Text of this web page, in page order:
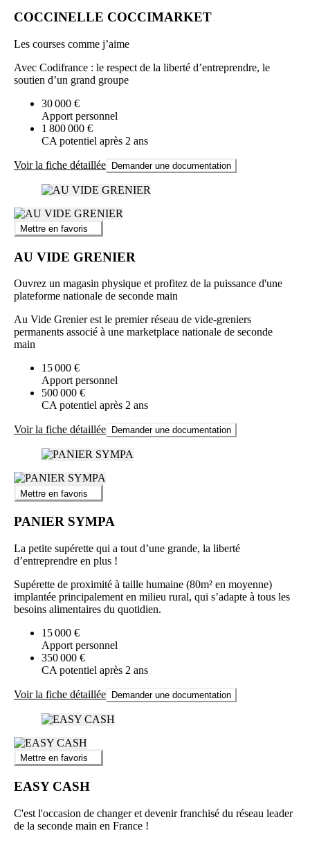
COCCINELLE COCCIMARKET
Les courses comme j’aime
Avec Codifrance : le respect de la liberté d’entreprendre, le
soutien d’un grand groupe
30 000 €
Apport personnel
1 800 000 €
CA potentiel après 2 ans
Voir la fiche détaillée Demander une documentation
Mettre en favoris
AU VIDE GRENIER
Ouvrez un magasin physique et profitez de la puissance d'une
plateforme nationale de seconde main
Au Vide Grenier est le premier réseau de vide-greniers
permanents associé à une marketplace nationale de seconde
main
15 000 €
Apport personnel
500 000 €
CA potentiel après 2 ans
Voir la fiche détaillée Demander une documentation
Mettre en favoris
PANIER SYMPA
La petite supérette qui a tout d’une grande, la liberté
d’entreprendre en plus !
Supérette de proximité à taille humaine (80m² en moyenne)
implantée principalement en milieu rural, qui s’adapte à tous les
besoins alimentaires du quotidien.
15 000 €
Apport personnel
350 000 €
CA potentiel après 2 ans
Voir la fiche détaillée Demander une documentation
Mettre en favoris
EASY CASH
C'est l'occasion de changer et devenir franchisé du réseau leader
de la seconde main en France !